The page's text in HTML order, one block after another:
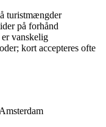
turistmængder
på forhånd
vanskelig
kort accepteres ofte